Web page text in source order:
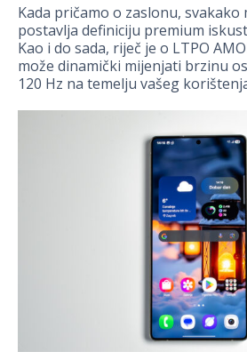
Kada pričamo o zaslonu, svakako
postavlja definiciju premium
Kao i do sada, riječ je o LTPO
može dinamički mijenjati brzinu
120 Hz na temelju vašeg